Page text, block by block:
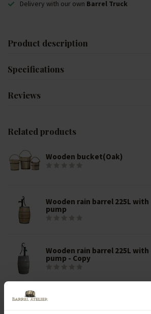
Delivery with our own Barrel Truck
Product description
Specifications
Reviews
Related products
Wooden bucket(Oak)
Wooden rain barrel 225L with
pump
Wooden rain barrel 225L with
pump - Copy
VERY COOL BARREL